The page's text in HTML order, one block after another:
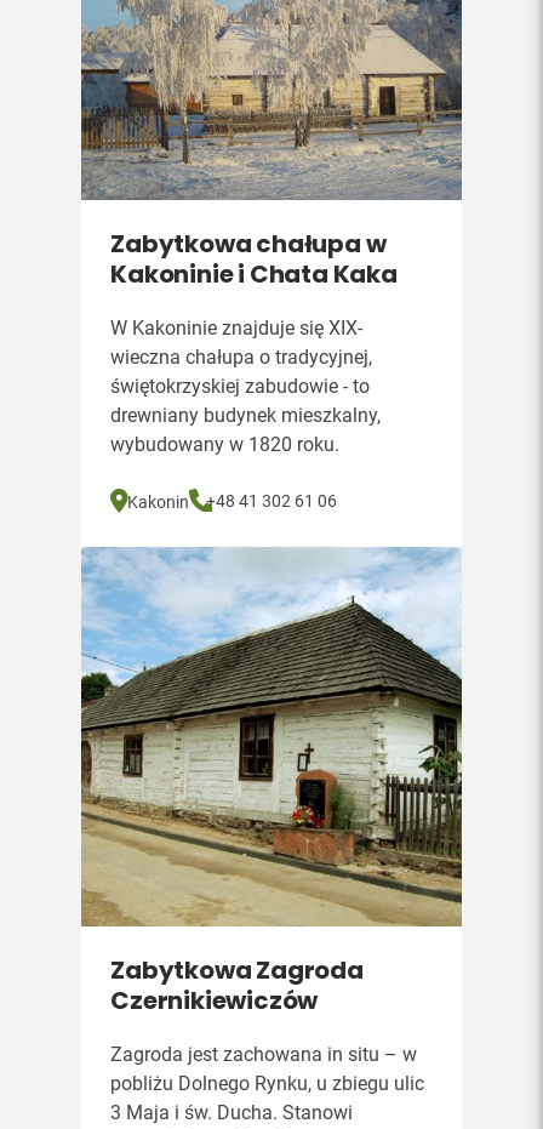
Zabytkowa chałupa w
Kakoninie i Chata Kaka
W Kakoninie znajduje się XIX-
wieczna chałupa o tradycyjnej,
świętokrzyskiej zabudowie - to
drewniany budynek mieszkalny,
wybudowany w 1820 roku.
Kakonin +48 41 302 61 06
Zabytkowa Zagroda
Czernikiewiczów
Zagroda jest zachowana in situ – w
pobliżu Dolnego Rynku, u zbiegu ulic
3 Maja i św. Ducha. Stanowi